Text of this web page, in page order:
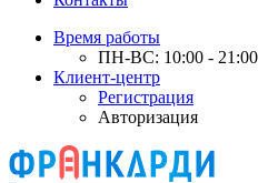
Время работы
ПН-ВС: 10:00 - 21:00
Клиент-центр
Регистрация
Авторизация